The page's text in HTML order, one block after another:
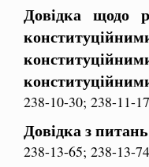
Довідка щодо
238-10-30; 238-11-17
Довідка з
238-13-65; 238-13-74